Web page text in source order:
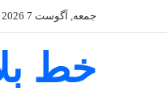
جمعه, آگوست 7 2026
خط